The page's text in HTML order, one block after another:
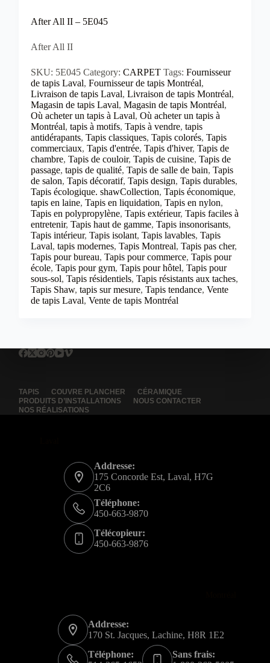
After All II – 5E045
After All II
SKU: 5E045 Category:CARPET Tags:Fournisseur
de tapis Laval,Fournisseur de tapis Montréal,
Livraison de tapis Laval,Livraison de tapis Montréal,
Magasin de tapis Laval,Magasin de tapis Montréal,
Où acheter un tapis à Laval,Où acheter un tapis à
Montréal,tapis à motifs,Tapis à vendre,tapis
antidérapants,Tapis classiques,Tapis colorés,Tapis
commerciaux,Tapis d'entrée,Tapis d'hiver,Tapis de
chambre,Tapis de couloir,Tapis de cuisine,Tapis de
passage,tapis de qualité,Tapis de salle de bain,Tapis
de salon,Tapis décoratif,Tapis design,Tapis durables,
Tapis écologique. shawCollection,Tapis économique,
tapis en laine,Tapis en liquidation,Tapis en nylon,
Tapis en polypropylène,Tapis extérieur,Tapis faciles à
entretenir,Tapis haut de gamme,Tapis insonorisants,
Tapis intérieur,Tapis isolant,Tapis lavables,Tapis
Laval,tapis modernes,Tapis Montreal,Tapis pas cher,
Tapis pour bureau,Tapis pour commerce,Tapis pour
école,Tapis pour gym,Tapis pour hôtel,Tapis pour
sous-sol,Tapis résidentiels,Tapis résistants aux taches,
Tapis Shaw,tapis sur mesure,Tapis tendance,Vente
de tapis Laval,Vente de tapis Montréal
TAPIS COUVRE PLANCHER
CÉRAMIQUE
PRODUITS D’INSTALLATIONS
NOUS CONTACTER
NOS RÉALISATIONS
Addresse:
175 Concorde Est, Laval, H7G
2C6
Téléphone:
450-663-9870
Télécopieur:
450-663-9876
Addresse:
170 St. Jacques, Lachine, H8R 1E2
Téléphone:
Sans frais: